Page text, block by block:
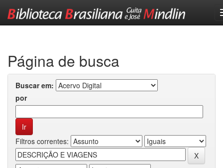
Página de busca
Buscar em:
por
Filtros correntes: